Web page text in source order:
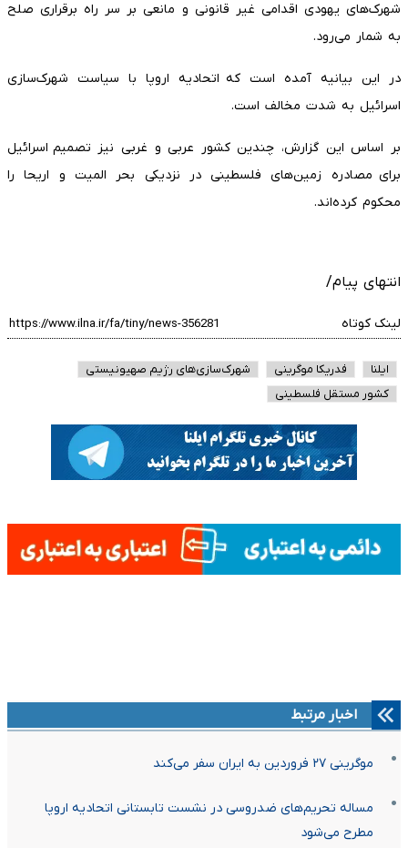
شهرک‌های یهودی اقدامی غیر قانونی و مانعی بر سر راه برقراری صلح
به شمار می‌رود.
در این بیانیه آمده است که اتحادیه اروپا با سیاست شهرک‌سازی
اسرائیل به شدت مخالف است.
بر اساس این گزارش، چندین کشور عربی و غربی نیز تصمیم اسرائیل
برای مصادره زمین‌های فلسطینی در نزدیکی بحر المیت و اریحا را
محکوم کرده‌اند.
انتهای پیام/
لینک کوتاه
ایلنا فدریکا موگرینی
شهرک‌سازی‌های رژیم صهیونیستی
کشور مستقل فلسطینی
اخبار مرتبط
موگرینی ۲۷ فروردین به ایران سفر می‌کند
مساله تحریم‌های ضدروسی در نشست تابستانی اتحادیه اروپا
مطرح می‌شود